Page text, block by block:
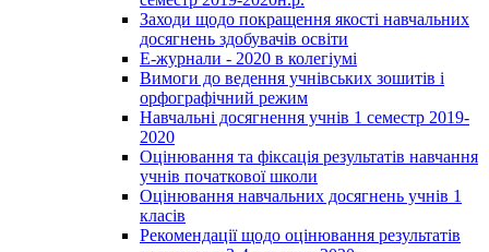
Заходи щодо покращення якості навчальних
досягнень здобувачів освіти
Е-журнали - 2020 в колегіумі
Вимоги до ведення учнівських зошитів і
орфографічний режим
Навчальні досягнення учнів 1 семестр 2019-
2020
Оцінювання та фіксація результатів навчання
учнів початкової школи
Оцінювання навчальних досягнень учнів 1
класів
Рекомендації щодо оцінювання результатів